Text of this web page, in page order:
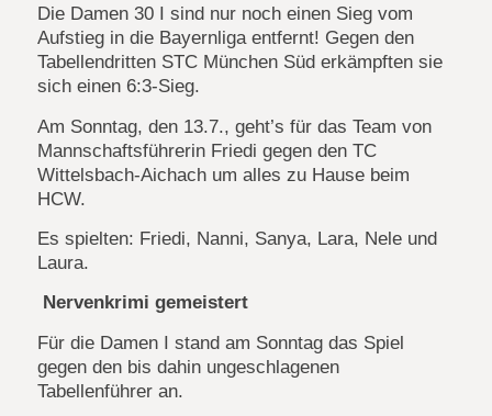
Die Damen 30 I sind nur noch einen Sieg vom
Aufstieg in die Bayernliga entfernt! Gegen den
Tabellendritten STC München Süd erkämpften sie
sich einen 6:3-Sieg.
Am Sonntag, den 13.7., geht’s für das Team von
Mannschaftsführerin Friedi gegen den TC
Wittelsbach-Aichach um alles zu Hause beim
HCW.
Es spielten: Friedi, Nanni, Sanya, Lara, Nele und
Laura.
Nervenkrimi gemeistert
Für die Damen I stand am Sonntag das Spiel
gegen den bis dahin ungeschlagenen
Tabellenführer an.